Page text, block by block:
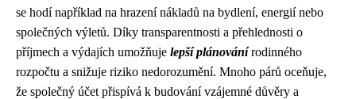
se hodí například na hrazení nákladů na bydlení, energií nebo
společných výletů. Díky transparentnosti a přehlednosti o
příjmech a výdajích umožňuje lepší plánovánírodinného
rozpočtu a snižuje riziko nedorozumění. Mnoho párů oceňuje,
že společný účet přispívá k budování vzájemné důvěry a